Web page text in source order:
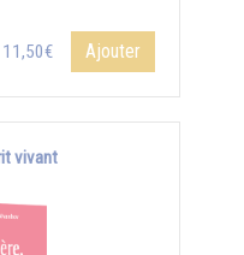
11,50€ Ajouter
vivant